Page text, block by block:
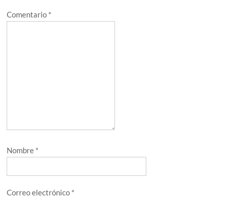
Comentario *
Nombre *
Correo electrónico *